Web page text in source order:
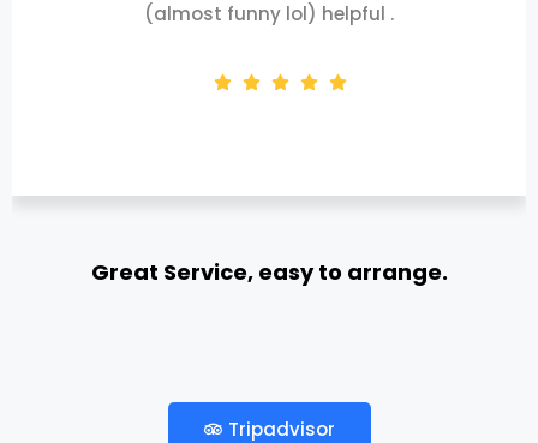
Great Service, easy to arrange.
(almost funny lol) helpful .
Tripadvisor